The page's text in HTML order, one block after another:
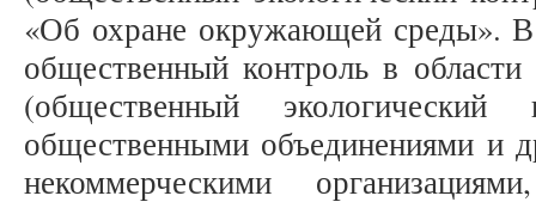
«Об охране окружающей среды». В
общественный контроль в
(общественный экологический
общественными объединениями и
некоммерческими